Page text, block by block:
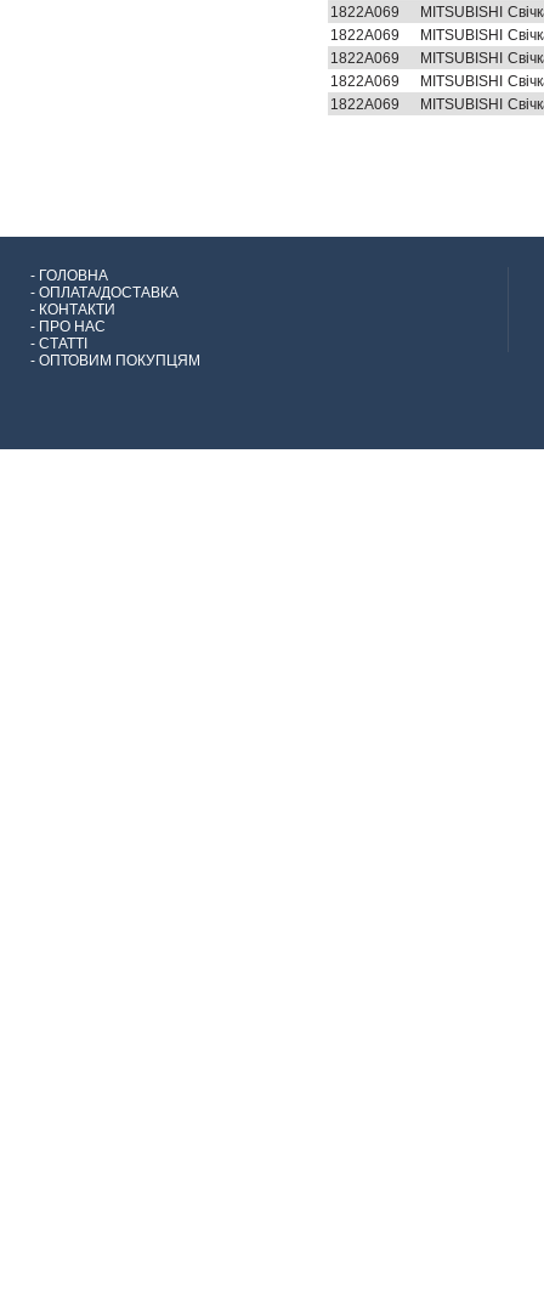
1822A069
MITSUBISHI
1822A069
MITSUBISHI
1822A069
MITSUBISHI
1822A069
MITSUBISHI
1822A069
MITSUBISHI
- ГОЛОВНА
- ОПЛАТА/ДОСТАВКА
- КОНТАКТИ
- ПРО НАС
- СТАТТІ
- ОПТОВИМ ПОКУПЦЯМ